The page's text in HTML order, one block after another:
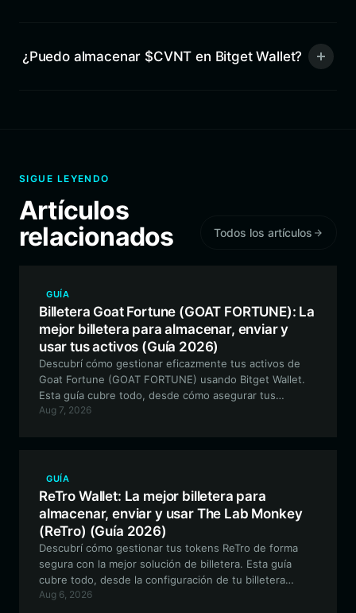
¿Puedo almacenar $CVNT en Bitget Wallet?
SIGUE LEYENDO
Artículos
relacionados
Todos los artículos
GUÍA
Billetera Goat Fortune (GOAT FORTUNE): La
mejor billetera para almacenar, enviar y
usar tus activos (Guía 2026)
Descubrí cómo gestionar eficazmente tus activos de
Goat Fortune (GOAT FORTUNE) usando Bitget Wallet.
Esta guía cubre todo, desde cómo asegurar tus
colecciones de NFT hasta cómo participar en la
Aug 7, 2026
GUÍA
ReTro Wallet: La mejor billetera para
almacenar, enviar y usar The Lab Monkey
(ReTro) (Guía 2026)
Descubrí cómo gestionar tus tokens ReTro de forma
segura con la mejor solución de billetera. Esta guía
cubre todo, desde la configuración de tu billetera
compatible con EVM hasta cómo navegar por las
Aug 6, 2026